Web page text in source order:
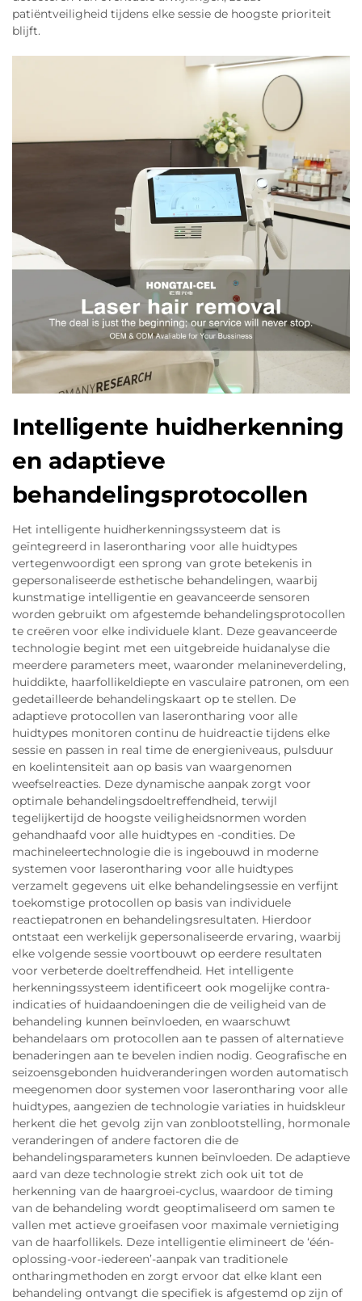
patiëntveiligheid tijdens elke sessie de hoogste prioriteit
blijft.
Intelligente huidherkenning
en adaptieve
behandelingsprotocollen
Het intelligente huidherkenningssysteem dat is
geïntegreerd in laserontharing voor alle huidtypes
vertegenwoordigt een sprong van grote betekenis in
gepersonaliseerde esthetische behandelingen, waarbij
kunstmatige intelligentie en geavanceerde sensoren
worden gebruikt om afgestemde behandelingsprotocollen
te creëren voor elke individuele klant. Deze geavanceerde
technologie begint met een uitgebreide huidanalyse die
meerdere parameters meet, waaronder melanineverdeling,
huiddikte, haarfollikeldiepte en vasculaire patronen, om een
gedetailleerde behandelingskaart op te stellen. De
adaptieve protocollen van laserontharing voor alle
huidtypes monitoren continu de huidreactie tijdens elke
sessie en passen in real time de energieniveaus, pulsduur
en koelintensiteit aan op basis van waargenomen
weefselreacties. Deze dynamische aanpak zorgt voor
optimale behandelingsdoeltreffendheid, terwijl
tegelijkertijd de hoogste veiligheidsnormen worden
gehandhaafd voor alle huidtypes en -condities. De
machineleertechnologie die is ingebouwd in moderne
systemen voor laserontharing voor alle huidtypes
verzamelt gegevens uit elke behandelingsessie en verfijnt
toekomstige protocollen op basis van individuele
reactiepatronen en behandelingsresultaten. Hierdoor
ontstaat een werkelijk gepersonaliseerde ervaring, waarbij
elke volgende sessie voortbouwt op eerdere resultaten
voor verbeterde doeltreffendheid. Het intelligente
herkenningssysteem identificeert ook mogelijke contra-
indicaties of huidaandoeningen die de veiligheid van de
behandeling kunnen beïnvloeden, en waarschuwt
behandelaars om protocollen aan te passen of alternatieve
benaderingen aan te bevelen indien nodig. Geografische en
seizoensgebonden huidveranderingen worden automatisch
meegenomen door systemen voor laserontharing voor alle
huidtypes, aangezien de technologie variaties in huidskleur
herkent die het gevolg zijn van zonblootstelling, hormonale
veranderingen of andere factoren die de
behandelingsparameters kunnen beïnvloeden. De adaptieve
aard van deze technologie strekt zich ook uit tot de
herkenning van de haargroei-cyclus, waardoor de timing
van de behandeling wordt geoptimaliseerd om samen te
vallen met actieve groeifasen voor maximale vernietiging
van de haarfollikels. Deze intelligentie elimineert de ‘één-
oplossing-voor-iedereen’-aanpak van traditionele
ontharingmethoden en zorgt ervoor dat elke klant een
behandeling ontvangt die specifiek is afgestemd op zijn of